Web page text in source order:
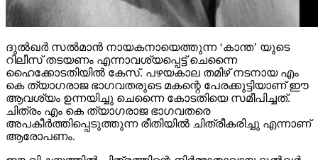
ദുല്‍ഖര്‍ സല്‍മാന്‍ നായകനായെത്തുന്ന ‘കാന്ത’ യുടെ
റിലീസ് തടയണം എന്നാവശ്യപ്പെട്ട് ചെന്നൈ
ഹൈക്കോടതിയില്‍ കേസ്. പഴയകാല തമിഴ് നടനായ എം
കെ ത്യാഗരാജ ഭാഗവതരുടെ മകന്റെ പേരക്കുട്ടിയാണ് ഈ
ആവശ്യം ഉന്നയിച്ചു ചെന്നൈ കോടതിയെ സമീപിച്ചത്.
ചിത്രം എം കെ ത്യാഗരാജ ഭാഗവതരെ
അപകീര്‍ത്തിപ്പെടുത്തുന്ന രീതിയില്‍ ചിത്രീകരിച്ചു എന്നാണ്
ആരോപണം.